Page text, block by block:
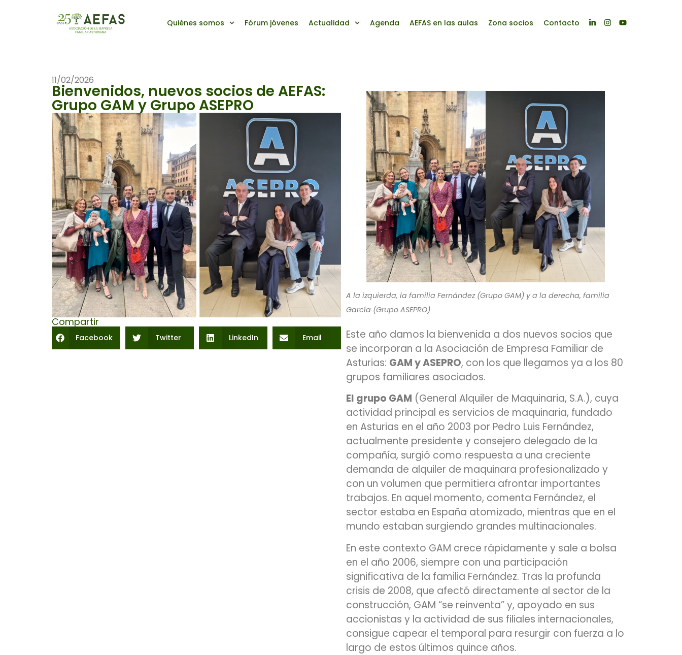
Quiénes somos Fórum jóvenes Actualidad Agenda AEFAS en las aulas Zona socios Contacto
11/02/2026
Bienvenidos, nuevos socios de AEFAS:
Grupo GAM y Grupo ASEPRO
Compartir
Facebook Twitter LinkedIn Email
A la izquierda, la familia Fernández (Grupo GAM) y a la derecha, familia
García (Grupo ASEPRO)
Este año damos la bienvenida a dos nuevos socios que
se incorporan a la Asociación de Empresa Familiar de
Asturias: GAM y ASEPRO, con los que llegamos ya a los 80
grupos familiares asociados.
El grupo GAM (General Alquiler de Maquinaria, S.A.), cuya
actividad principal es servicios de maquinaria, fundado
en Asturias en el año 2003 por Pedro Luis Fernández,
actualmente presidente y consejero delegado de la
compañía, surgió como respuesta a una creciente
demanda de alquiler de maquinara profesionalizado y
con un volumen que permitiera afrontar importantes
trabajos. En aquel momento, comenta Fernández, el
sector estaba en España atomizado, mientras que en el
mundo estaban surgiendo grandes multinacionales.
En este contexto GAM crece rápidamente y sale a bolsa
en el año 2006, siempre con una participación
significativa de la familia Fernández. Tras la profunda
crisis de 2008, que afectó directamente al sector de la
construcción, GAM “se reinventa” y, apoyado en sus
accionistas y la actividad de sus filiales internacionales,
consigue capear el temporal para resurgir con fuerza a lo
largo de estos últimos quince años.